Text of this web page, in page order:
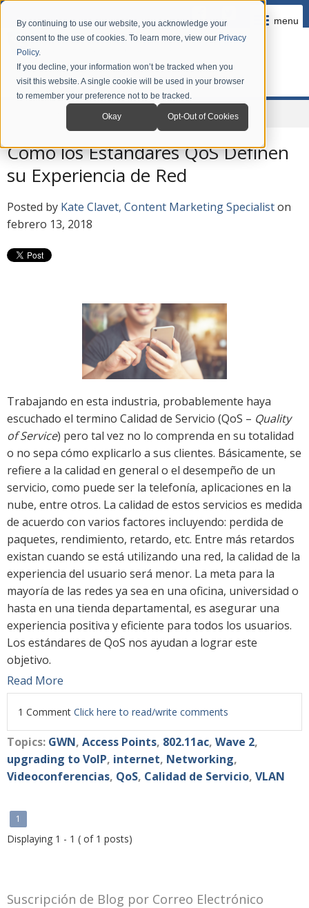
By continuing to use our website, you acknowledge your
consent to the use of cookies. To learn more, view our Privacy
Policy.
If you decline, your information won’t be tracked when you
visit this website. A single cookie will be used in your browser
to remember your preference not to be tracked.
Okay Opt-Out of Cookies
menu
News Blog en Español
Cómo los Estándares QoS Definen
su Experiencia de Red
Posted by Kate Clavet, Content Marketing Specialiston
febrero 13, 2018
Trabajando en esta industria, probablemente haya
escuchado el termino Calidad de Servicio (QoS – Quality
of Service) pero tal vez no lo comprenda en su totalidad
o no sepa cómo explicarlo a sus clientes. Básicamente, se
refiere a la calidad en general o el desempeño de un
servicio, como puede ser la telefonía, aplicaciones en la
nube, entre otros. La calidad de estos servicios es medida
de acuerdo con varios factores incluyendo: perdida de
paquetes, rendimiento, retardo, etc. Entre más retardos
existan cuando se está utilizando una red, la calidad de la
experiencia del usuario será menor. La meta para la
mayoría de las redes ya sea en una oficina, universidad o
hasta en una tienda departamental, es asegurar una
experiencia positiva y eficiente para todos los usuarios.
Los estándares de QoS nos ayudan a lograr este
objetivo.
Read More
1 Comment Click here to read/write comments
Topics: GWN, Access Points, 802.11ac, Wave 2,
upgrading to VoIP, internet, Networking,
Videoconferencias, QoS, Calidad de Servicio, VLAN
1
Displaying 1 - 1 ( of 1 posts)
Suscripción de Blog por Correo Electrónico